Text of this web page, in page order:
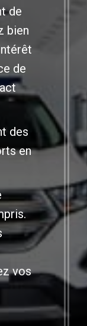
de
bien
de
des
en
vos